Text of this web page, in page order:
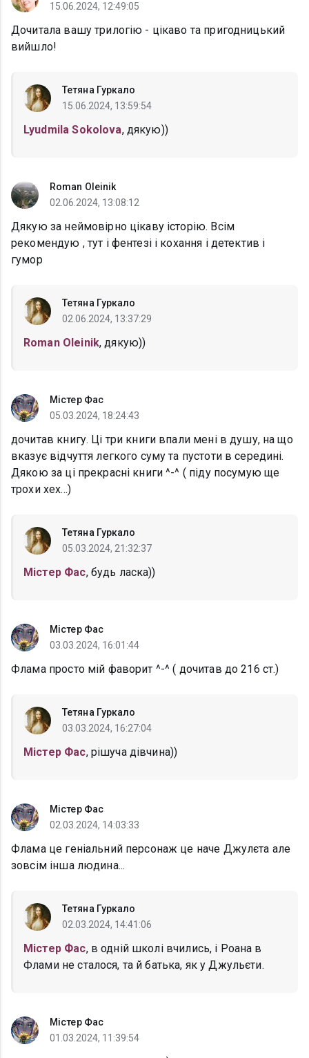
15.06.2024, 12:49:05
Дочитала вашу трилогію - цікаво та пригодницький
вийшло!
Тетяна Гуркало
15.06.2024, 13:59:54
Lyudmila Sokolova, дякую))
Roman Oleinik
02.06.2024, 13:08:12
Дякую за неймовірно цікаву історію. Всім
рекомендую , тут і фентезі і кохання і детектив і
гумор
Тетяна Гуркало
02.06.2024, 13:37:29
Roman Oleinik, дякую))
Містер Фас
05.03.2024, 18:24:43
дочитав книгу. Ці три книги впали мені в душу, на що
вказує відчуття легкого суму та пустоти в середині.
Дякою за ці прекрасні книги ^-^ ( піду посумую ще
трохи хех...)
Тетяна Гуркало
05.03.2024, 21:32:37
Містер Фас, будь ласка))
Містер Фас
03.03.2024, 16:01:44
Флама просто мій фаворит ^-^ ( дочитав до 216 ст.)
Тетяна Гуркало
03.03.2024, 16:27:04
Містер Фас, рішуча дівчина))
Містер Фас
02.03.2024, 14:03:33
Флама це геніальний персонаж це наче Джулєта але
зовсім інша людина...
Тетяна Гуркало
02.03.2024, 14:41:06
Містер Фас, в одній школі вчились, і Роана в
Флами не сталося, та й батька, як у Джульєти.
Містер Фас
01.03.2024, 11:39:54